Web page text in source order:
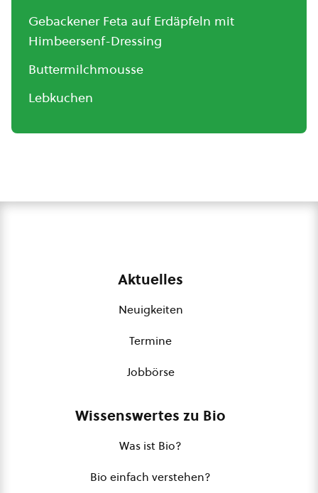
Gebackener Feta auf Erdäpfeln mit
Himbeersenf-Dressing
Buttermilchmousse
Lebkuchen
Aktuelles
Neuigkeiten
Termine
Jobbörse
Wissenswertes zu Bio
Was ist Bio?
Bio einfach verstehen?